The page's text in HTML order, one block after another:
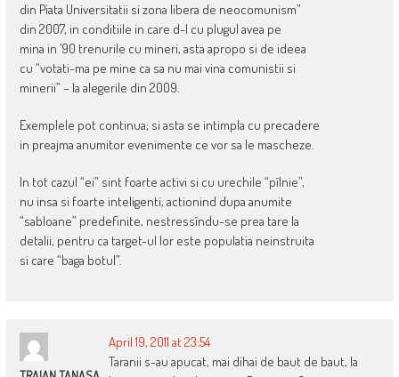
din Piata Universitatii si zona libera de neocomunism”
din 2007, in conditiile in care d-l cu plugul avea pe
mina in ’90 trenurile cu mineri, asta apropo si de ideea
cu “votati-ma pe mine ca sa nu mai vina comunistii si
minerii” – la alegerile din 2009.
Exemplele pot continua; si asta se intimpla cu precadere
in preajma anumitor evenimente ce vor sa le mascheze.
In tot cazul “ei” sint foarte activi si cu urechile “pîlnie”,
nu insa si foarte inteligenti, actionind dupa anumite
“sabloane” predefinite, nestressîndu-se prea tare la
detalii, pentru ca target-ul lor este populatia neinstruita
si care “baga botul”.
April 19, 2011 at 23:54
Taranii s-au apucat, mai dihai de baut de baut, la